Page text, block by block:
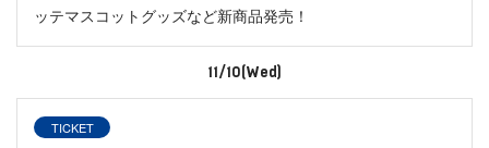
ッテマスコットグッズなど新商品発売！
11/10(Wed)
TICKET